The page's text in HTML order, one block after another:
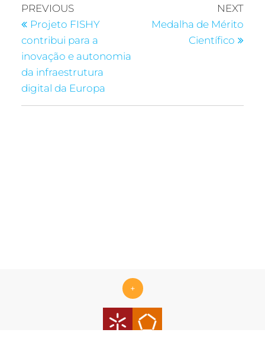
PREVIOUS
Projeto FISHY
contribui para a
inovação e autonomia
da infraestrutura
digital da Europa
NEXT
Medalha de Mérito
Científico
+